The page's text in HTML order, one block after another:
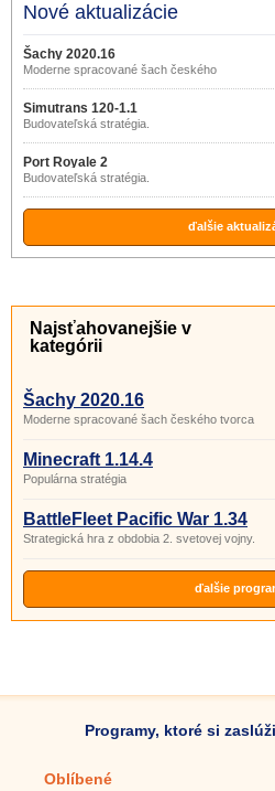
Nové aktualizácie
Šachy 2020.16
Moderne spracované šach českého
Simutrans 120-1.1
Budovateľská stratégia.
Port Royale 2
Budovateľská stratégia.
ďalšie
Najsťahovanejšie v
kategórii
Šachy 2020.16
Moderne spracované šach českého tvorca
Minecraft 1.14.4
Populárna stratégia
BattleFleet Pacific War 1.34
Strategická hra z obdobia 2. svetovej vojny.
ďalšie
Programy, ktoré si
Oblíbené